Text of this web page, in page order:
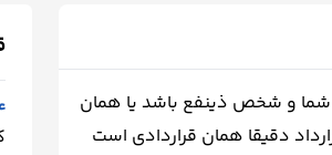
شما و شخص ذینفع باشد یا همان
دقیقا همان قراردادی است